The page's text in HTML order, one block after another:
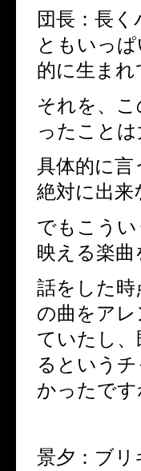
団長：長
ともいっ
的に生まれ
それを、
ったことは
具体的に
絶対に出来
でもこう
映える楽
話をした時
の曲をア
ていたし
るという
かったです
景夕：ブ